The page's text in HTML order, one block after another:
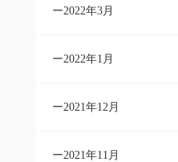
2022年3月
2022年1月
2021年12月
2021年11月